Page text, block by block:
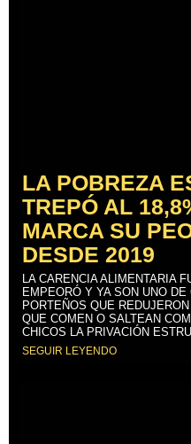
LA POBREZA
TREPÓ AL
MARCA SU
DESDE 2019
LA CARENCIA ALIMENTARIA
EMPEORÓ Y YA SON UNO
PORTEÑOS QUE
QUE COMEN O SALTEAN
CHICOS LA PRIVACIÓN
SEGUIR LEYENDO